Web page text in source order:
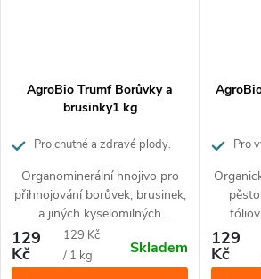
AgroBio Trumf Borůvky a
brusinky1 kg
Pro chutné a zdravé plody.
Organominerální hnojivo pro
přihnojování borůvek, brusinek,
a jiných kyselomilných
rostlin.Drobné granule uvolňují
živiny postupně po dobu 3
měsíců. Hnojivo obsahuje
129
Kč
Měrná
cena:
129 Kč
/ 1 kg
Skladem
Pro
3 měsíce
Drobné
129
Kč